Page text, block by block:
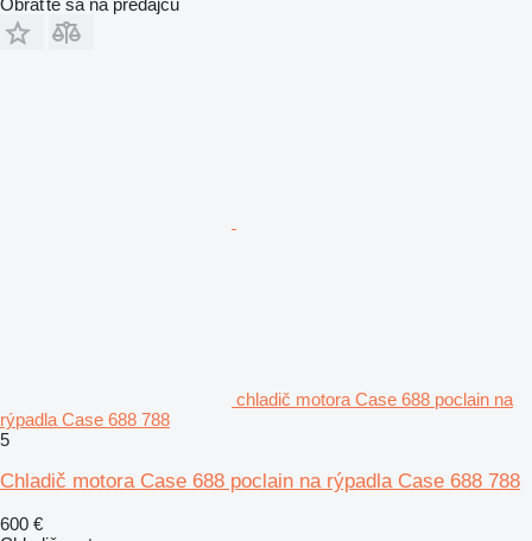
chladič motora Case 688 poclain na
rýpadla Case 688 788
5
Chladič motora Case 688 poclain na rýpadla Case 688 788
600 €